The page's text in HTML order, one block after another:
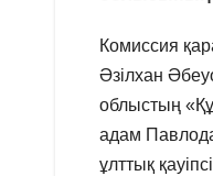
Комиссия
Әзілхан
облыстың
адам
ұлттық